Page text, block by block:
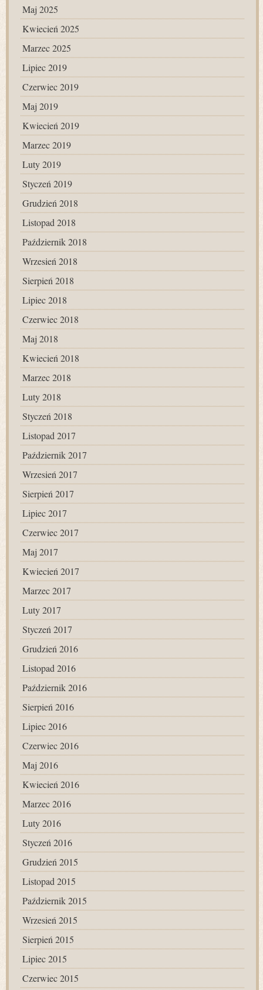
Maj 2025
Kwiecień 2025
Marzec 2025
Lipiec 2019
Czerwiec 2019
Maj 2019
Kwiecień 2019
Marzec 2019
Luty 2019
Styczeń 2019
Grudzień 2018
Listopad 2018
Październik 2018
Wrzesień 2018
Sierpień 2018
Lipiec 2018
Czerwiec 2018
Maj 2018
Kwiecień 2018
Marzec 2018
Luty 2018
Styczeń 2018
Listopad 2017
Październik 2017
Wrzesień 2017
Sierpień 2017
Lipiec 2017
Czerwiec 2017
Maj 2017
Kwiecień 2017
Marzec 2017
Luty 2017
Styczeń 2017
Grudzień 2016
Listopad 2016
Październik 2016
Sierpień 2016
Lipiec 2016
Czerwiec 2016
Maj 2016
Kwiecień 2016
Marzec 2016
Luty 2016
Styczeń 2016
Grudzień 2015
Listopad 2015
Październik 2015
Wrzesień 2015
Sierpień 2015
Lipiec 2015
Czerwiec 2015